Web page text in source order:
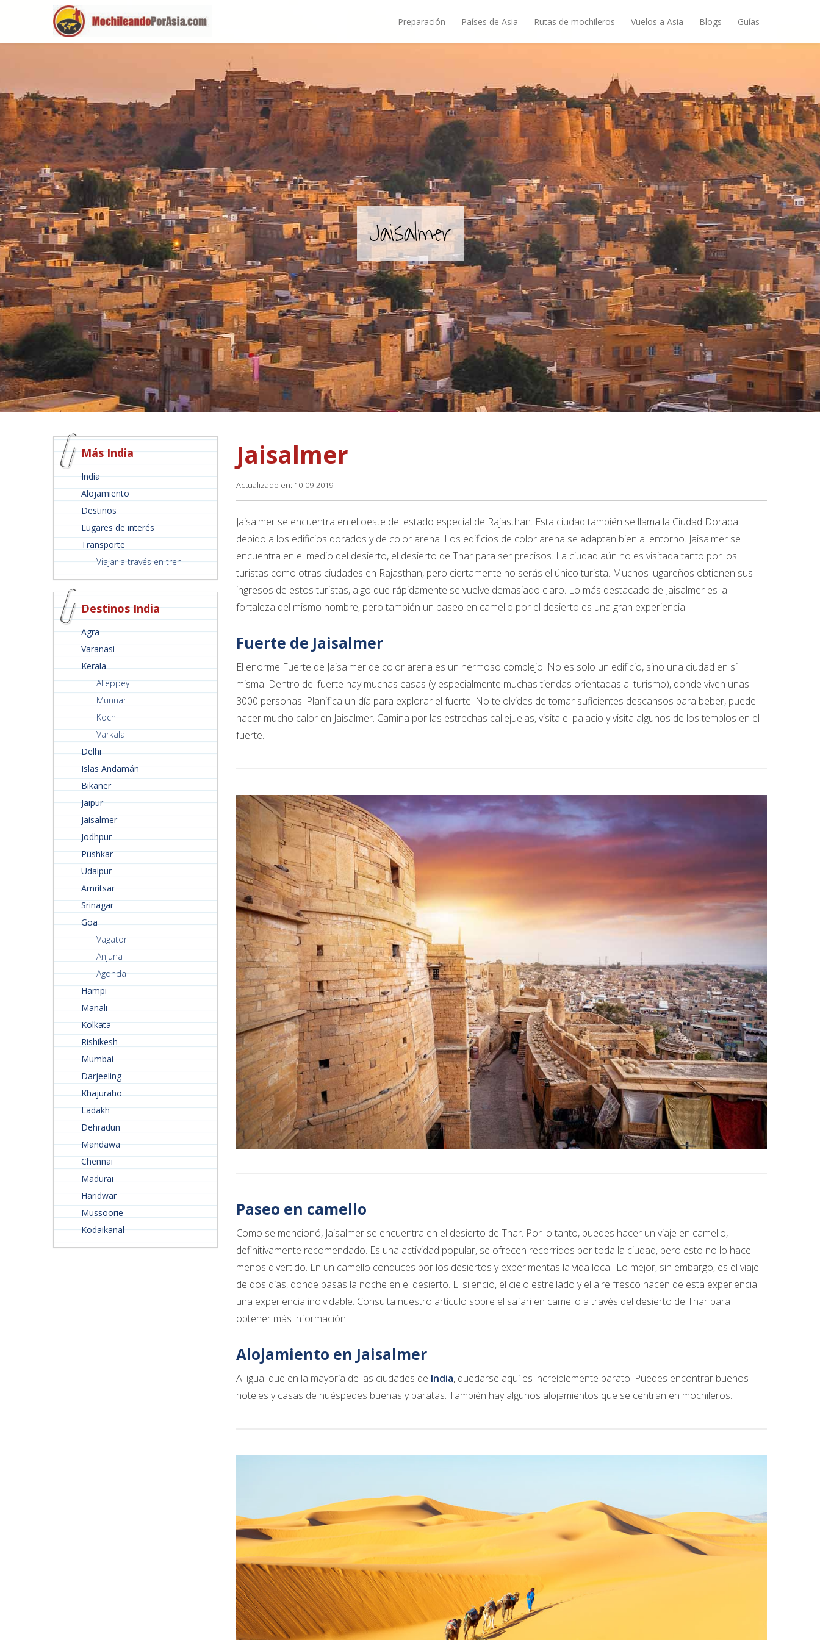
Preparación Países de Asia Rutas de mochileros Vuelos a Asia Blogs Guías
Jaisalmer
Más India
India
Alojamiento
Destinos
Lugares de interés
Transporte
Viajar a través en tren
Destinos India
Agra
Varanasi
Kerala
Alleppey
Munnar
Kochi
Varkala
Delhi
Islas Andamán
Bikaner
Jaipur
Jaisalmer
Jodhpur
Pushkar
Udaipur
Amritsar
Srinagar
Goa
Vagator
Anjuna
Agonda
Hampi
Manali
Kolkata
Rishikesh
Mumbai
Darjeeling
Khajuraho
Ladakh
Dehradun
Mandawa
Chennai
Madurai
Haridwar
Mussoorie
Kodaikanal
Jaisalmer
Actualizado en: 10-09-2019
Jaisalmer se encuentra en el oeste del estado especial de Rajasthan. Esta ciudad también se llama la Ciudad Dorada
debido a los edificios dorados y de color arena. Los edificios de color arena se adaptan bien al entorno. Jaisalmer se
encuentra en el medio del desierto, el desierto de Thar para ser precisos. La ciudad aún no es visitada tanto por los
turistas como otras ciudades en Rajasthan, pero ciertamente no serás el único turista. Muchos lugareños obtienen sus
ingresos de estos turistas, algo que rápidamente se vuelve demasiado claro. Lo más destacado de Jaisalmer es la
fortaleza del mismo nombre, pero también un paseo en camello por el desierto es una gran experiencia.
Fuerte de Jaisalmer
El enorme Fuerte de Jaisalmer de color arena es un hermoso complejo. No es solo un edificio, sino una ciudad en sí
misma. Dentro del fuerte hay muchas casas (y especialmente muchas tiendas orientadas al turismo), donde viven unas
3000 personas. Planifica un día para explorar el fuerte. No te olvides de tomar suficientes descansos para beber, puede
hacer mucho calor en Jaisalmer. Camina por las estrechas callejuelas, visita el palacio y visita algunos de los templos en el
fuerte.
Paseo en camello
Como se mencionó, Jaisalmer se encuentra en el desierto de Thar. Por lo tanto, puedes hacer un viaje en camello,
definitivamente recomendado. Es una actividad popular, se ofrecen recorridos por toda la ciudad, pero esto no lo hace
menos divertido. En un camello conduces por los desiertos y experimentas la vida local. Lo mejor, sin embargo, es el viaje
de dos días, donde pasas la noche en el desierto. El silencio, el cielo estrellado y el aire fresco hacen de esta experiencia
una experiencia inolvidable. Consulta nuestro artículo sobre el safari en camello a través del desierto de Thar para
obtener más información.
Alojamiento en Jaisalmer
Al igual que en la mayoría de las ciudades de India, quedarse aquí es increíblemente barato. Puedes encontrar buenos
hoteles y casas de huéspedes buenas y baratas. También hay algunos alojamientos que se centran en mochileros.